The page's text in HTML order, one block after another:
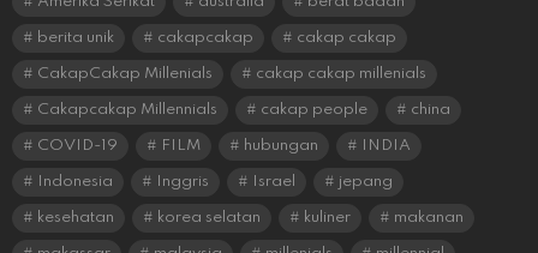
berita unik cakapcakap cakap cakap
CakapCakap Millenials cakap cakap millenials
Cakapcakap Millennials cakap people china
COVID-19 FILM hubungan INDIA
Indonesia Inggris Israel jepang
kesehatan korea selatan kuliner makanan